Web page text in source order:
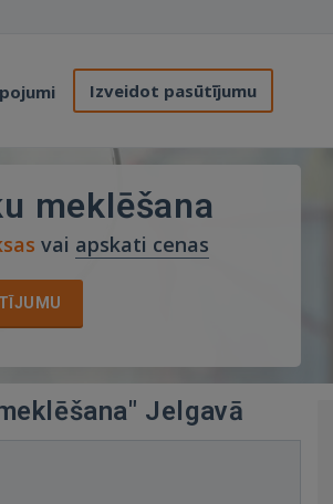
Izveidot pasūtījumu
meklēšana
vai apskati cenas
Jelgavā